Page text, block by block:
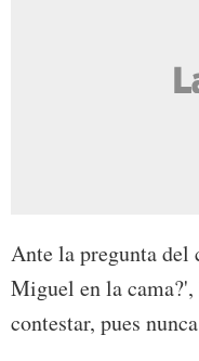
Ante la pregunta del
Miguel en la
contestar, pues